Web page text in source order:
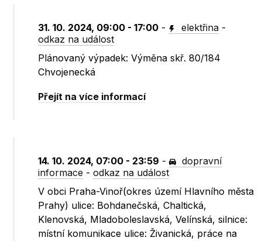
31. 10. 2024, 09:00 - 17:00 - elektřina -
odkaz na událost
Plánovaný výpadek: Výměna skř. 80/184
Chvojenecká
Přejít na více informací
14. 10. 2024, 07:00 - 23:59 -
dopravní
informace -odkaz na událost
V obci Praha-Vinoř(okres území Hlavního města
Prahy) ulice: Bohdanečská, Chaltická,
Klenovská, Mladoboleslavská, Velínská, silnice:
místní komunikace ulice: Živanická, práce na